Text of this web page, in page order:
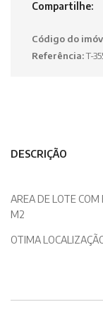
Compartilhe:
Código do
Referência:T-
DESCRIÇÃO
AREA DE LOTE
M2
OTIMA